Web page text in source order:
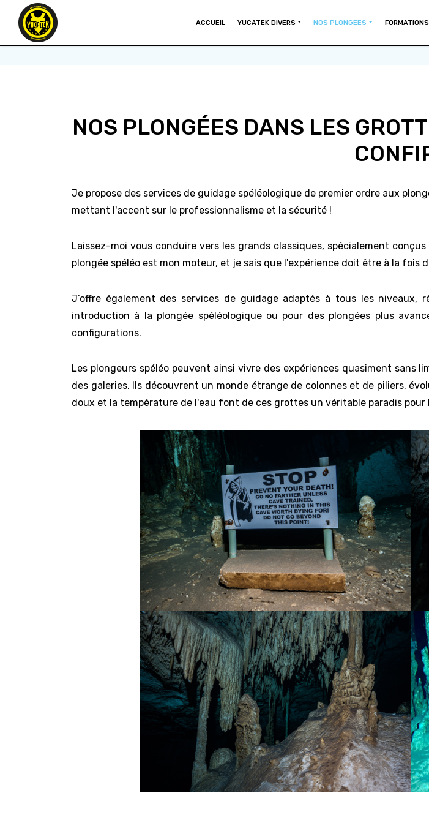
ACCUEIL YUCATEK DIVERS NOS PLONGEES FORMATIONS
NOS PLONGÉES DANS LES
Je propose des services de guidage spéléologique de premier ordre aux
mettant l'accent sur le professionnalisme et la sécurité !
Laissez-moi vous conduire vers les grands classiques, spécialement
plongée spéléo est mon moteur, et je sais que l'expérience doit être à la
J’offre également des services de guidage adaptés à tous les
introduction à la plongée spéléologique ou pour des plongées plus
configurations.
Les plongeurs spéléo peuvent ainsi vivre des expériences quasiment sans
des galeries. Ils découvrent un monde étrange de colonnes et de piliers,
doux et la température de l'eau font de ces grottes un véritable paradis pour